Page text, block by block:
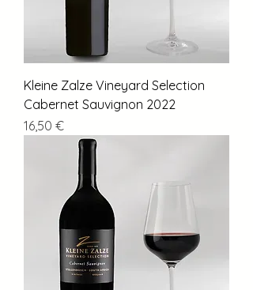
Kleine Zalze Vineyard Selection
Cabernet Sauvignon 2022
Preis
16,50 €